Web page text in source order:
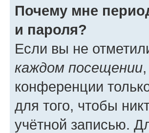
Почему мне
и пароля?
Если вы не
каждом посещении
конференции
для того, чтобы
учётной записью.